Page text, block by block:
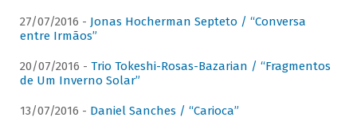
27/07/2016 - Jonas Hocherman Septeto / “Conversa
entre Irmãos”
20/07/2016 - Trio Tokeshi-Rosas-Bazarian / “Fragmentos
de Um Inverno Solar”
13/07/2016 - Daniel Sanches / “Carioca”